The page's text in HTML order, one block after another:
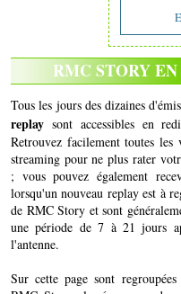
RMC STORY
Tous les jours des dizaines
replay sont accessibles en
Retrouvez facilement toutes les
streaming pour ne plus rater
; vous pouvez également
lorsqu'un nouveau replay est à
de RMC Story et sont
une période de 7 à 21 jours
l'antenne.
Sur cette page sont